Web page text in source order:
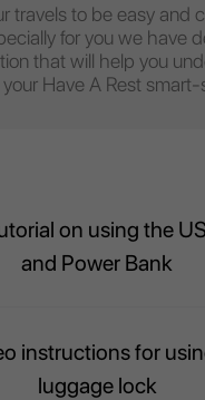
travels to be easy and
for you we have
that will help you
Have A Rest
on using the
and Power Bank
instructions for
luggage lock